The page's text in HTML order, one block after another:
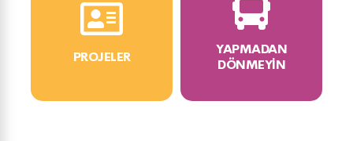
PROJELER
YAPMADAN
DÖNMEYIN